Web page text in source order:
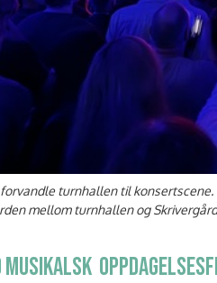
turnhallen til
mellom turnhallen og
MUSIKALSK